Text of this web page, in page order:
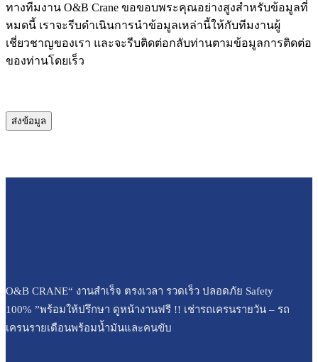
ทางทีมงาน O&B Crane ขอขอบพระคุณอย่างสูงสำหรับข้อมูลที่
หมดนี้ เราจะรีบดำเนินการนำข้อมูลเหล่านี้ให้กับทีมงานผู้
เชี่ยวชาญของเรา และจะรีบติดต่อกลับท่านตามข้อมูลการติดต่อ
ของท่านโดยเร็ว
O&B CRANE“ งานสำเร็จ ตรงเวลา รวดเร็ว ปลอดภัย Safety
100% ”พร้อมให้ปรึกษา ดูหน้างานฟรี !! เช่ารถเครนรายวัน – รถ
เครนรายเดือนพร้อมน้ำมันและคนขับ